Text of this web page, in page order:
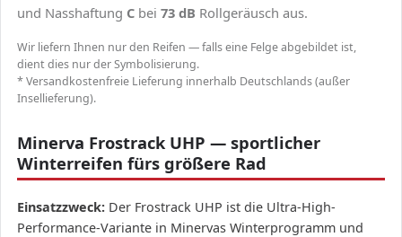
und Nasshaftung C bei 73 dB Rollgeräusch aus.
Wir liefern Ihnen nur den Reifen — falls eine Felge abgebildet ist,
dient dies nur der Symbolisierung.
* Versandkostenfreie Lieferung innerhalb Deutschlands (außer
Insellieferung).
Minerva Frostrack UHP — sportlicher
Winterreifen fürs größere Rad
Einsatzzweck: Der Frostrack UHP ist die Ultra-High-
Performance-Variante in Minervas Winterprogramm und